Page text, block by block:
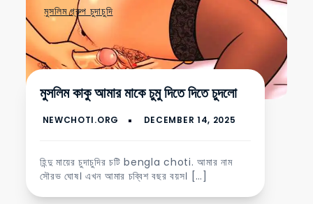
মুসলিম গ্রুপ চুদাচুদি
মুসলিম কাকু আমার মাকে চুমু দিতে দিতে চুদলো
হিন্দু মায়ের চুদাচুদির চটি bengla choti. আমার নাম
সৌরভ ঘোষ। এখন আমার চব্বিশ বছর বয়স। […]